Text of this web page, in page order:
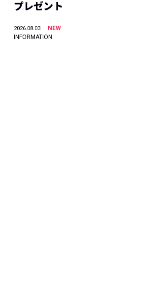
プレゼント
2026.08.03
NEW
INFORMATION